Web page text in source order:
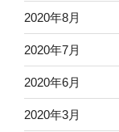
2020年8月
2020年7月
2020年6月
2020年3月